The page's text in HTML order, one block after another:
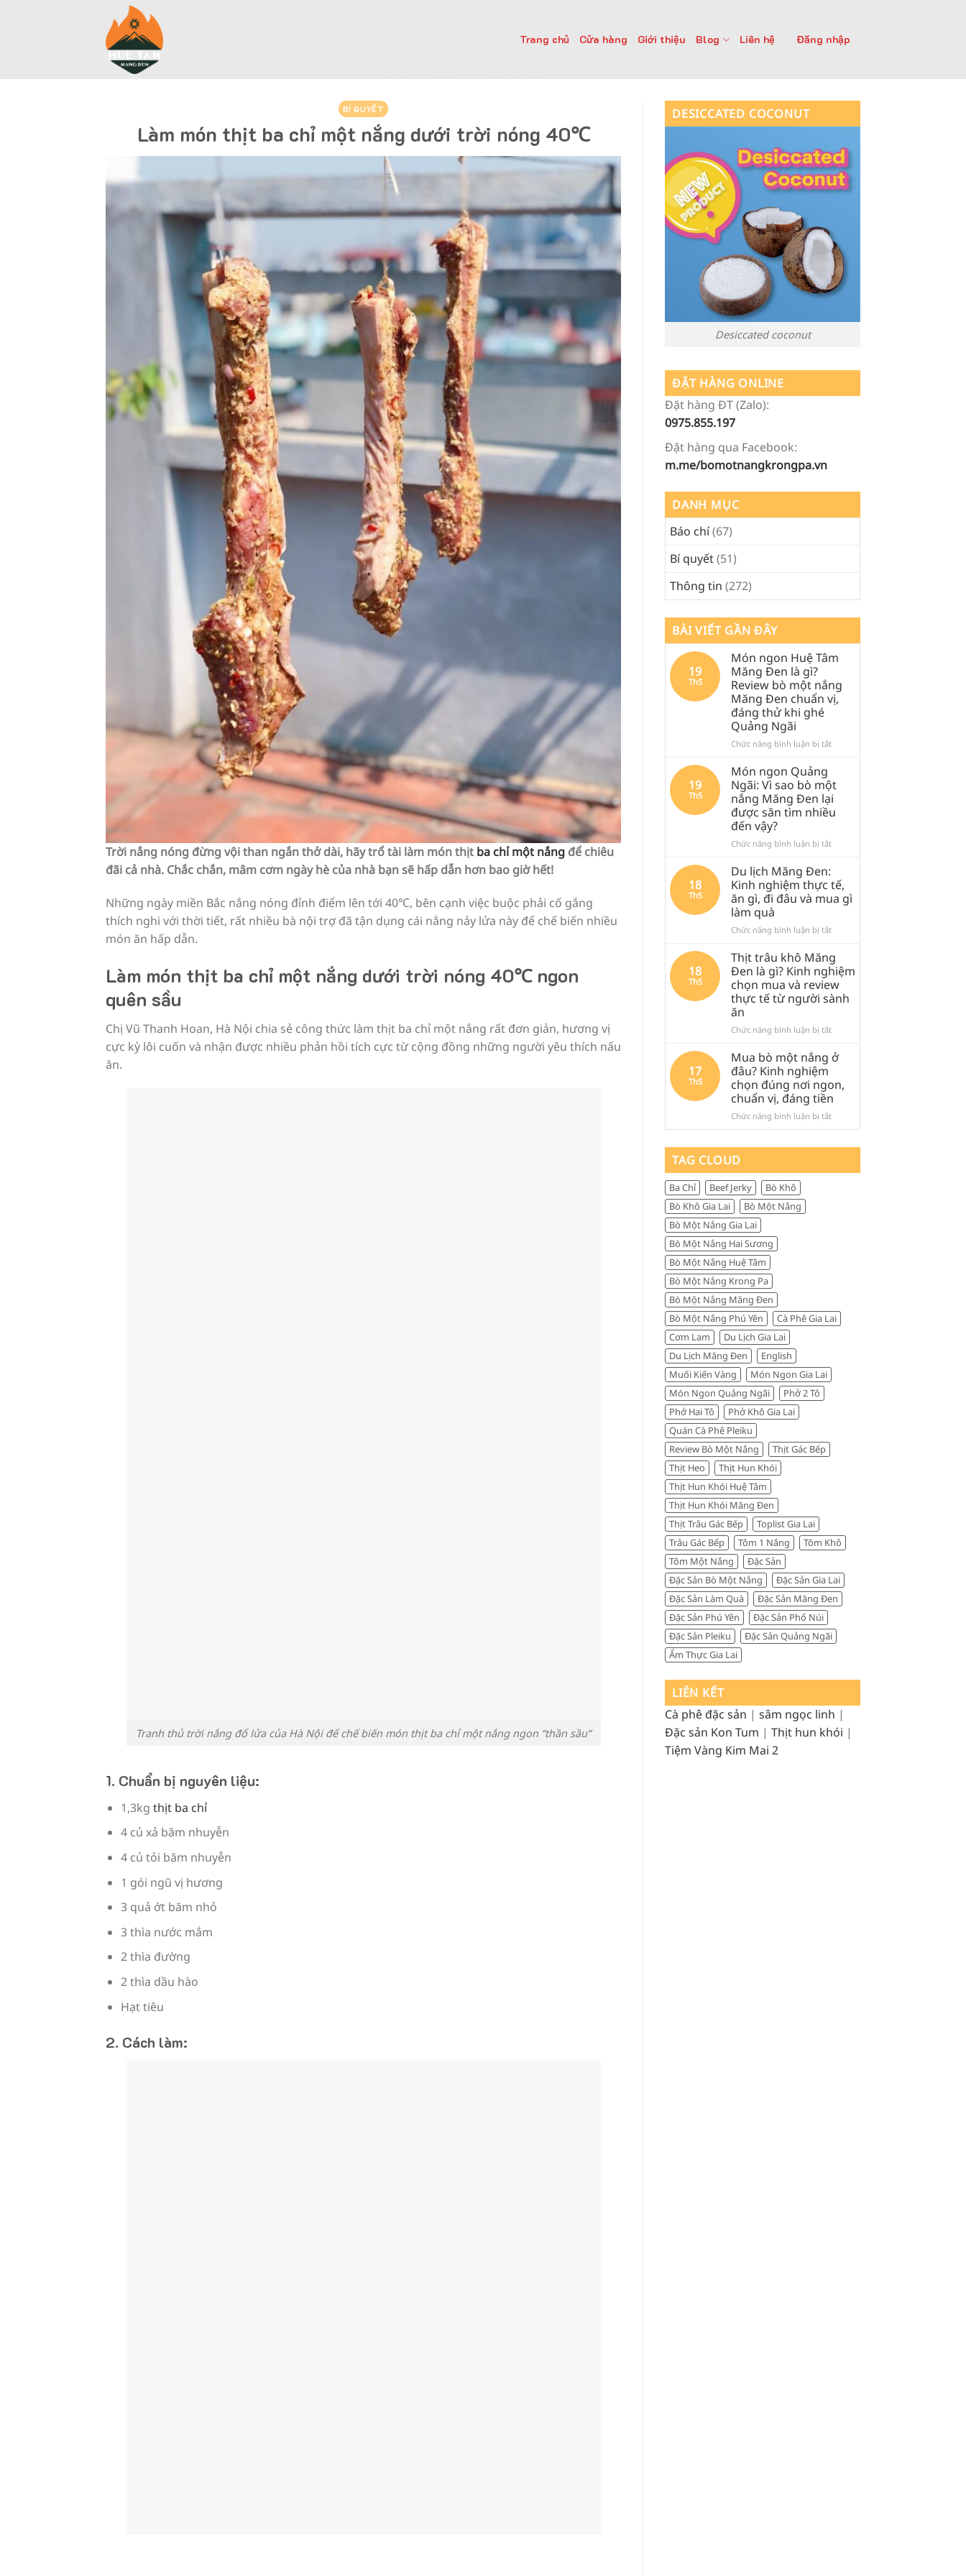
Trang chủ Cửa hàng Giới thiệu Blog Liên hệ Đăng nhập
BÍ QUYẾT
Làm món thịt ba chỉ một nắng dưới trời nóng 40℃
Trời nắng nóng đừng vội than ngắn thở dài, hãy trổ tài làm món thịt ba chỉ một nắng để chiêu
đãi cả nhà. Chắc chắn, mâm cơm ngày hè của nhà bạn sẽ hấp dẫn hơn bao giờ hết!
Những ngày miền Bắc nắng nóng đỉnh điểm lên tới 40℃, bên cạnh việc buộc phải cố gắng
thích nghi với thời tiết, rất nhiều bà nội trợ đã tận dụng cái nắng nảy lửa này để chế biến nhiều
món ăn hấp dẫn.
Làm món thịt ba chỉ một nắng dưới trời nóng 40℃ ngon
quên sầu
Chị Vũ Thanh Hoan, Hà Nội chia sẻ công thức làm thịt ba chỉ một nắng rất đơn giản, hương vị
cực kỳ lôi cuốn và nhận được nhiều phản hồi tích cực từ cộng đồng những người yêu thích nấu
ăn.
Tranh thủ trời nắng đổ lửa của Hà Nội để chế biến món thịt ba chỉ một nắng ngon “thần sầu”
1. Chuẩn bị nguyên liệu:
1,3kg thịt ba chỉ
4 củ xả băm nhuyễn
4 củ tỏi băm nhuyễn
1 gói ngũ vị hương
3 quả ớt băm nhỏ
3 thìa nước mắm
2 thìa đường
2 thìa dầu hào
Hạt tiêu
2. Cách làm:
DESICCATED COCONUT
Desiccated coconut
ĐẶT HÀNG ONLINE
Đặt hàng ĐT (Zalo):
0975.855.197
Đặt hàng qua Facebook:
m.me/bomotnangkrongpa.vn
DANH MỤC
Báo chí(67)
Bí quyết(51)
Thông tin (272)
BÀI VIẾT GẦN ĐÂY
19
Th5
Món ngon Huệ Tâm
Măng Đen là gì?
Review bò một nắng
Măng Đen chuẩn vị,
đáng thử khi ghé
Quảng Ngãi
Chức năng bình luận bị tắtở
Huệ
Tâm
Măng
Đen
gì?
một
nắng
Măng
chuẩn
thử
khi
ghé
Quảng
19
Th5
Món ngon Quảng
Ngãi: Vì sao bò một
nắng Măng Đen lại
được săn tìm nhiều
đến vậy?
Chức năng bình luận bị tắtở
Quảng
Ngãi:
Vì
bò
nắng
Măng
Đen
lại
được
tìm
đến
vậy?
18
Th5
Du lịch Măng Đen:
Kinh nghiệm thực tế,
ăn gì, đi đâu và mua gì
làm quà
Chức năng bình luận bị tắtở
lịch
Măng
Đen:
Kinh
nghiệm
tế,
gì,
đi
và
mua
gì
18
Th5
Thịt trâu khô Măng
Đen là gì? Kinh nghiệm
chọn mua và review
thực tế từ người sành
ăn
Chức năng bình luận bị tắtở
trâu
khô
Đen
là
gì?
Kinh
và
17
Th5
Mua bò một nắng ở
đâu? Kinh nghiệm
chọn đúng nơi ngon,
chuẩn vị, đáng tiền
Chức năng bình luận bị tắtở
Mua
ở
tiền
TAG CLOUD
Ba Chỉ Beef Jerky
Bò Khô
Bò Khô Gia Lai
Bò Một Nắng
Bò Một Nắng Gia Lai
Bò Một Nắng Hai Sương
Bò Một Nắng Huệ Tâm
Bò Một Nắng Krong Pa
Bò Một Nắng Măng Đen
Bò Một Nắng Phú Yên
Cà Phê Gia Lai
Cơm Lam
Du Lịch Gia Lai
Du Lịch Măng Đen
English
Muối Kiến Vàng
Món Ngon Gia Lai
Món Ngon Quảng Ngãi
Phở 2 Tô
Phở Hai Tô
Phở Khô Gia Lai
Quán Cà Phê Pleiku
Review Bò Một Nắng
Thịt Gác Bếp
Thịt Heo
Thịt Hun Khói
Thịt Hun Khói Huệ Tâm
Thịt Hun Khói Măng Đen
Thịt Trâu Gác Bếp
Toplist Gia Lai
Trâu Gác Bếp
Tôm 1 Nắng
Tôm Khô
Tôm Một Nắng
Đặc Sản
Đặc Sản Bò Một Nắng
Đặc Sản Gia Lai
Đặc Sản Làm Quà
Đặc Sản Măng Đen
Đặc Sản Phú Yên
Đặc Sản Phố Núi
Đặc Sản Pleiku
Đặc Sản Quảng Ngãi
Ẩm Thực Gia Lai
LIÊN KẾT
Cà phê đặc sản | sâm ngọc linh |
Đặc sản Kon Tum | Thịt hun khói |
Tiệm Vàng Kim Mai 2